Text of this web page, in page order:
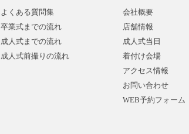
よくある質問集
卒業式までの流れ
成人式までの流れ
成人式前撮りの流れ
会社概要
店舗情報
成人式当日
着付け会場
アクセス情報
お問い合わせ
WEB予約フォーム